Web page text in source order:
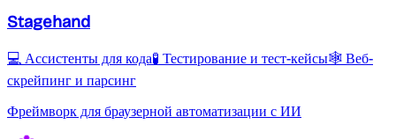
Stagehand
💻 Ассистенты для кода🧪 Тестирование и тест-кейсы🕸️ Веб-
скрейпинг и парсинг
Фреймворк для браузерной автоматизации с ИИ